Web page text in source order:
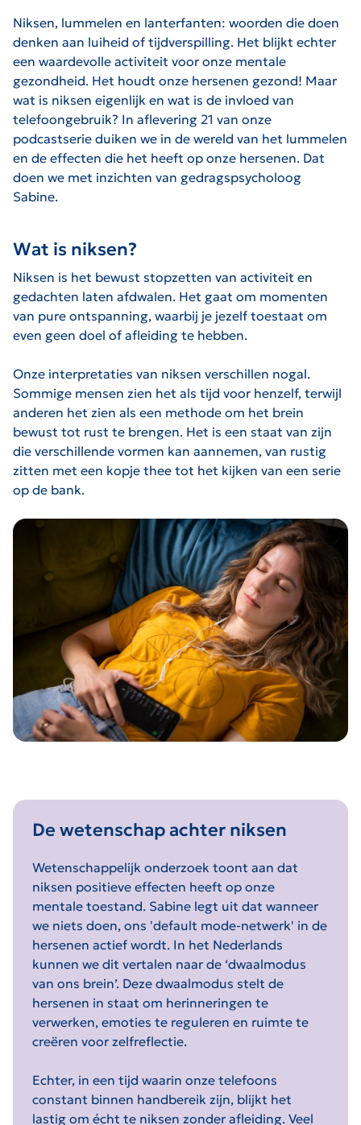
Niksen, lummelen en lanterfanten: woorden die doen
denken aan luiheid of tijdverspilling. Het blijkt echter
een waardevolle activiteit voor onze mentale
gezondheid. Het houdt onze hersenen gezond! Maar
wat is niksen eigenlijk en wat is de invloed van
telefoongebruik? In aflevering 21 van onze
podcastserie duiken we in de wereld van het lummelen
en de effecten die het heeft op onze hersenen. Dat
doen we met inzichten van gedragspsycholoog
Sabine.
Wat is niksen?
Niksen is het bewust stopzetten van activiteit en
gedachten laten afdwalen. Het gaat om momenten
van pure ontspanning, waarbij je jezelf toestaat om
even geen doel of afleiding te hebben.
Onze interpretaties van niksen verschillen nogal.
Sommige mensen zien het als tijd voor henzelf, terwijl
anderen het zien als een methode om het brein
bewust tot rust te brengen. Het is een staat van zijn
die verschillende vormen kan aannemen, van rustig
zitten met een kopje thee tot het kijken van een serie
op de bank.
De wetenschap achter niksen
Wetenschappelijk onderzoek toont aan dat
niksen positieve effecten heeft op onze
mentale toestand. Sabine legt uit dat wanneer
we niets doen, ons 'default mode-netwerk' in de
hersenen actief wordt. In het Nederlands
kunnen we dit vertalen naar de ‘dwaalmodus
van ons brein’. Deze dwaalmodus stelt de
hersenen in staat om herinneringen te
verwerken, emoties te reguleren en ruimte te
creëren voor zelfreflectie.
Echter, in een tijd waarin onze telefoons
constant binnen handbereik zijn, blijkt het
lastig om écht te niksen zonder afleiding. Veel